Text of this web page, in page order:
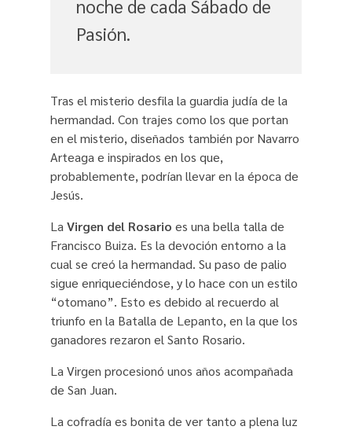
noche de cada Sábado de
Pasión.
Tras el misterio desfila la guardia judía de la
hermandad. Con trajes como los que portan
en el misterio, diseñados también por Navarro
Arteaga e inspirados en los que,
probablemente, podrían llevar en la época de
Jesús.
La Virgen del Rosario es una bella talla de
Francisco Buiza. Es la devoción entorno a la
cual se creó la hermandad. Su paso de palio
sigue enriqueciéndose, y lo hace con un estilo
“otomano”. Esto es debido al recuerdo al
triunfo en la Batalla de Lepanto, en la que los
ganadores rezaron el Santo Rosario.
La Virgen procesionó unos años acompañada
de San Juan.
La cofradía es bonita de ver tanto a plena luz